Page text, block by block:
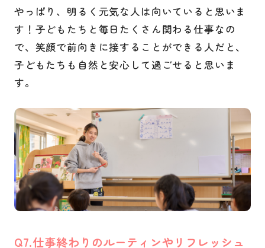
やっぱり、明るく元気な人は向いていると思いま
す！子どもたちと毎日たくさん関わる仕事なの
で、笑顔で前向きに接することができる人だと、
子どもたちも自然と安心して過ごせると思いま
す。
Q 仕事終わりのルーティンやリフレッシュ